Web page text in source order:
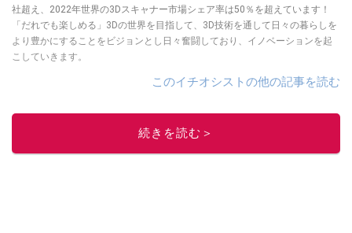
社超え、​​2022年世界の3Dスキャナー市場シェア率は50％を超えています！
「だれでも楽しめる」3Dの世界を目指して、3D技術を通して日々の暮らしを
より豊かにすることをビジョンとし日々奮闘しており、イノベーションを起
こしていきます。
このイチオシストの他の記事を読む
続きを読む＞